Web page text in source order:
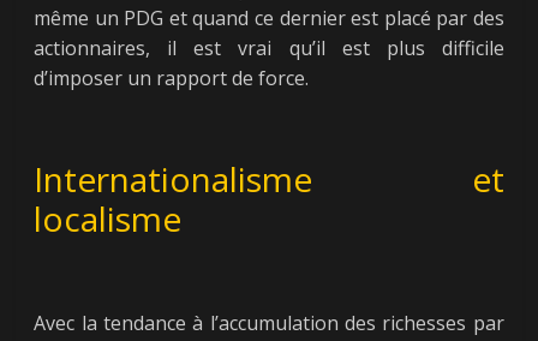
même un PDG et quand ce dernier est placé par des
actionnaires, il est vrai qu’il est plus difficile
d’imposer un rapport de force.
Internationalisme et
localisme
Avec la tendance à l’accumulation des richesses par